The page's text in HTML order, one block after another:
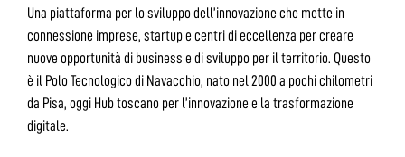
Una piattaforma per lo sviluppo dell’innovazione che mette in
connessione imprese, startup e centri di eccellenza per creare
nuove opportunità di business e di sviluppo per il territorio. Questo
è il Polo Tecnologico di Navacchio, nato nel 2000 a pochi chilometri
da Pisa, oggi Hub toscano per l’innovazione e la trasformazione
digitale.